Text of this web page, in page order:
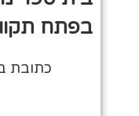
בפתח
כתובת